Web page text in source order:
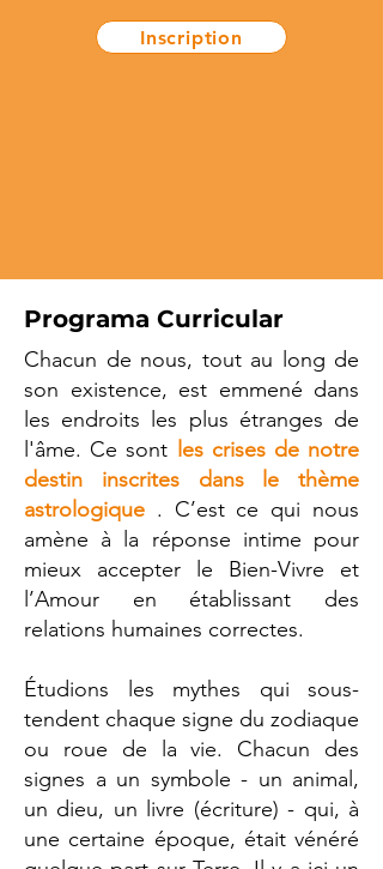
Inscription
Programa Curricular
Chacun de nous, tout au long de
son existence, est emmené dans
les endroits les plus étranges de
l'âme. Ce sont les crises de notre
destin inscrites dans le thème
astrologique . C’est ce qui nous
amène à la réponse intime pour
mieux accepter le Bien-Vivre et
l’Amour en établissant des
relations humaines correctes.
Étudions les mythes qui sous-
tendent chaque signe du zodiaque
ou roue de la vie. Chacun des
signes a un symbole - un animal,
un dieu, un livre (écriture) - qui, à
une certaine époque, était vénéré